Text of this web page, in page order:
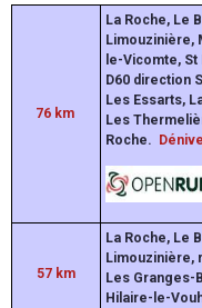
76 km
La Roche, Le
Limouzinière,
le-Vicomte,
D60 direction
Les Essarts,
Les
Roche.
57 km
La Roche, Le
Limouzinière,
Les Granges-
Hilaire-le-